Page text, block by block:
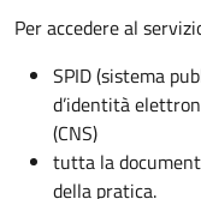
Per accedere al
SPID (sistema
d’identità
(CNS)
tutta la
della pratica.